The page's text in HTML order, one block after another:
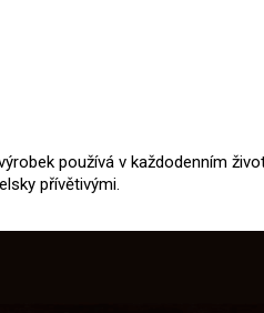
používá v každodenním
přívětivými.